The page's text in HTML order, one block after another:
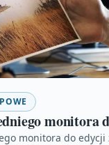
monitora
monitora do edycji